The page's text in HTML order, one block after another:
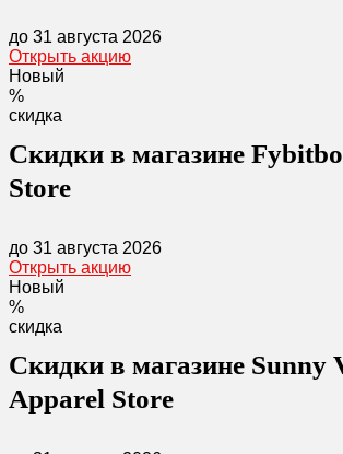
до 31 августа 2026
Открыть акцию
Новый
%
скидка
Скидки в магазине
Store
до 31 августа 2026
Открыть акцию
Новый
%
скидка
Скидки в магазине Sunny
Apparel Store